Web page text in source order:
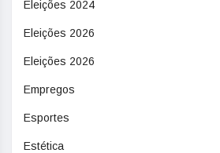
Eleições 2024
Eleições 2026
Eleições 2026
Empregos
Esportes
Estética